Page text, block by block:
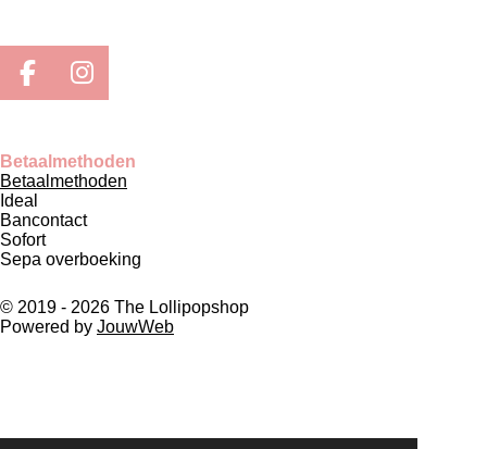
F
e
b
o
o
k
I
t
a
g
a
Betaalmethoden
Betaalmethoden
Ideal
Bancontact
Sofort
Sepa overboeking
© 2019 - 2026 The Lollipopshop
Powered by JouwWeb